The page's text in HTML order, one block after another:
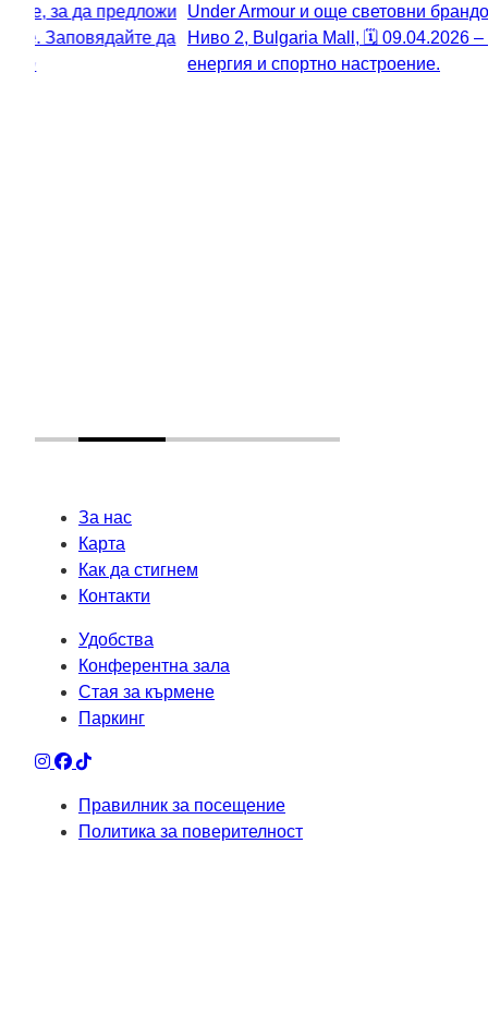
За нас
Карта
Как да стигнем
Контакти
Удобства
Конферентна зала
Стая за кърмене
Паркинг
Правилник за посещение
Политика за поверителност